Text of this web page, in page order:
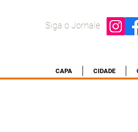
Siga o Jornale
CAPA CIDADE